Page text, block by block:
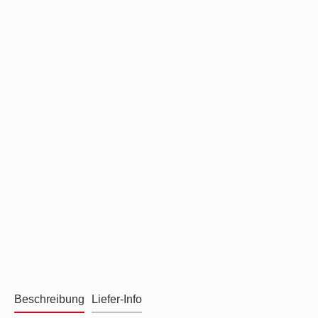
Beschreibung Liefer-Info